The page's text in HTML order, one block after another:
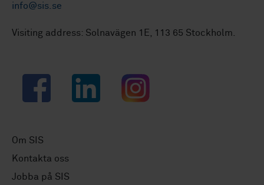
info@sis.se
Visiting address: Solnavägen 1E, 113 65 Stockholm.
Facebook LinkedIn Instagram
Om SIS
Kontakta oss
Jobba på SIS